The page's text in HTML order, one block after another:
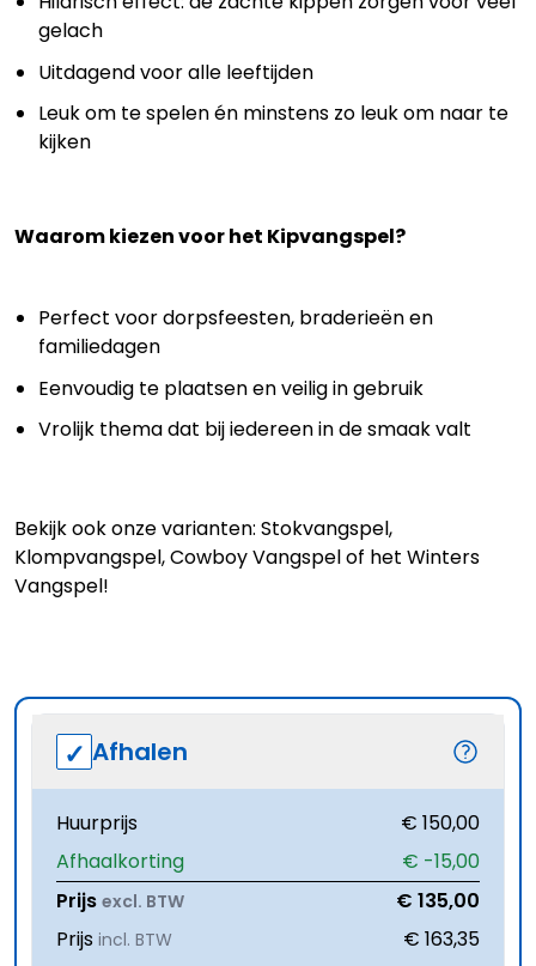
gelach
Uitdagend voor alle leeftijden
Leuk om te spelen én minstens zo leuk om naar te
kijken
Waarom kiezen voor het Kipvangspel?
Perfect voor dorpsfeesten, braderieën en
familiedagen
Eenvoudig te plaatsen en veilig in gebruik
Vrolijk thema dat bij iedereen in de smaak valt
Bekijk ook onze varianten: Stokvangspel,
Klompvangspel,Cowboy Vangspelof het Winters
Vangspel!
Afhalen
Huurprijs
€ 150,00
Afhaalkorting
€ -15,00
Prijs excl. BTW
€ 135,00
Prijs incl. BTW
€ 163,35